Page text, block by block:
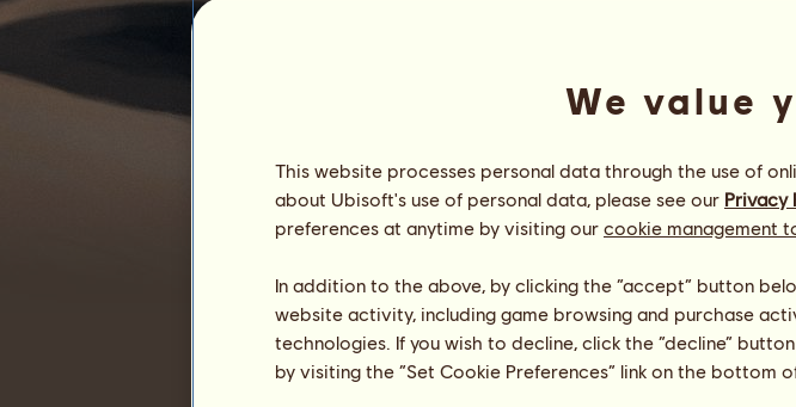
Pořadí
Celkové pořadí
Hodnocení plemene
Zdraví
Rychlost
Drezura
Cval
Klus
We value
This website processes personal data through the use of
about Ubisoft's use of personal data, please see our Privacy
preferences at anytime by visiting our cookie management
In addition to the above, by clicking the “accept” button
website activity, including game browsing and purchase
technologies. If you wish to decline, click the “decline”
by visiting the “Set Cookie Preferences” link on the bottom